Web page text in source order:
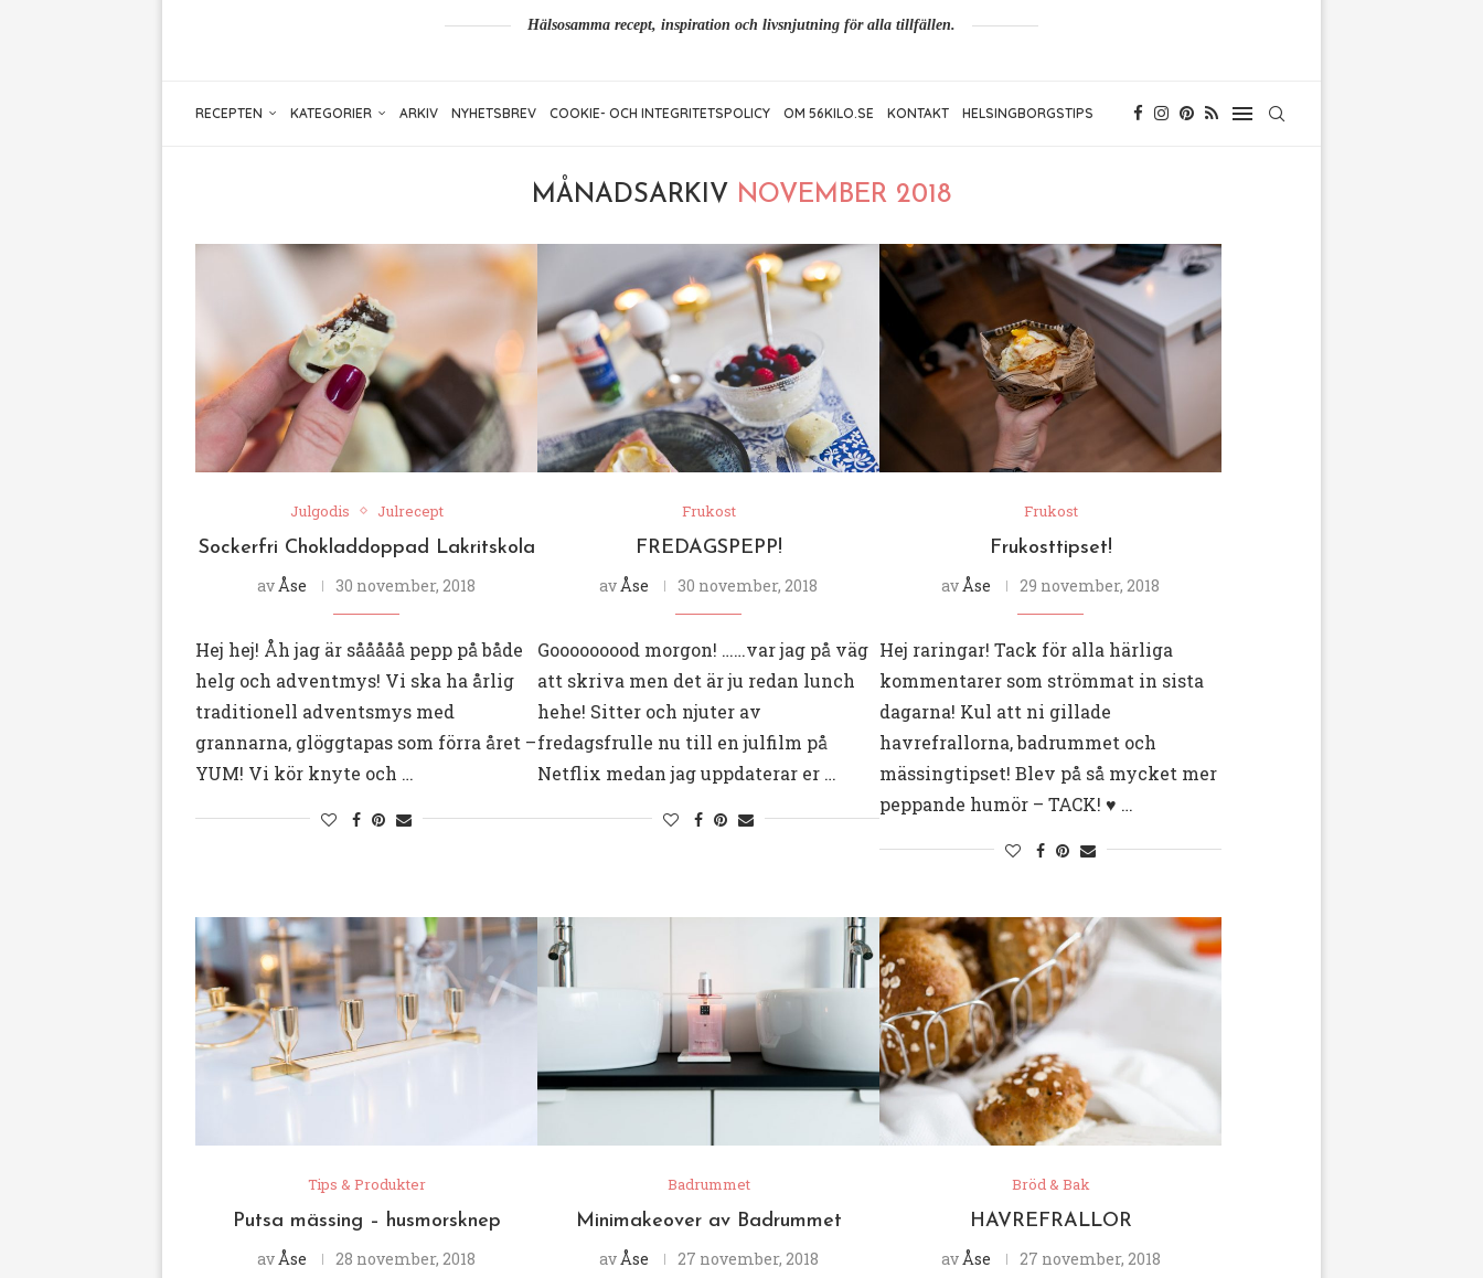
Hälsosamma recept, inspiration och livsnjutning för alla tillfällen.
RECEPTEN KATEGORIER ARKIV NYHETSBREV COOKIE- OCH INTEGRITETSPOLICY OM 56KILO.SE KONTAKT HELSINGBORGSTIPS
MÅNADSARKIV NOVEMBER 2018
Julgodis Julrecept
Sockerfri Chokladdoppad Lakritskola
avÅse 30 november, 2018
Hej hej! Åh jag är sååååå pepp på både
helg och adventmys! Vi ska ha årlig
traditionell adventsmys med
grannarna, glöggtapas som förra året –
YUM! Vi kör knyte och …
Frukost
FREDAGSPEPP!
avÅse 30 november, 2018
Gooooooood morgon! ……var jag på väg
att skriva men det är ju redan lunch
hehe! Sitter och njuter av
fredagsfrulle nu till en julfilm på
Netflix medan jag uppdaterar er …
Frukost
Frukosttipset!
avÅse 29 november, 2018
Hej raringar! Tack för alla härliga
kommentarer som strömmat in sista
dagarna! Kul att ni gillade
havrefrallorna, badrummet och
mässingtipset! Blev på så mycket mer
peppande humör – TACK! ♥️ …
Tips & Produkter
Putsa mässing – husmorsknep
av Åse 28 november, 2018
Badrummet
Minimakeover av Badrummet
av Åse 27 november, 2018
Bröd & Bak
HAVREFRALLOR
av Åse 27 november, 2018